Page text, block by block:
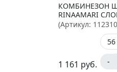
КОМБИНЕЗОН
RINAAMARI
(Артикул:
1 161 руб. -